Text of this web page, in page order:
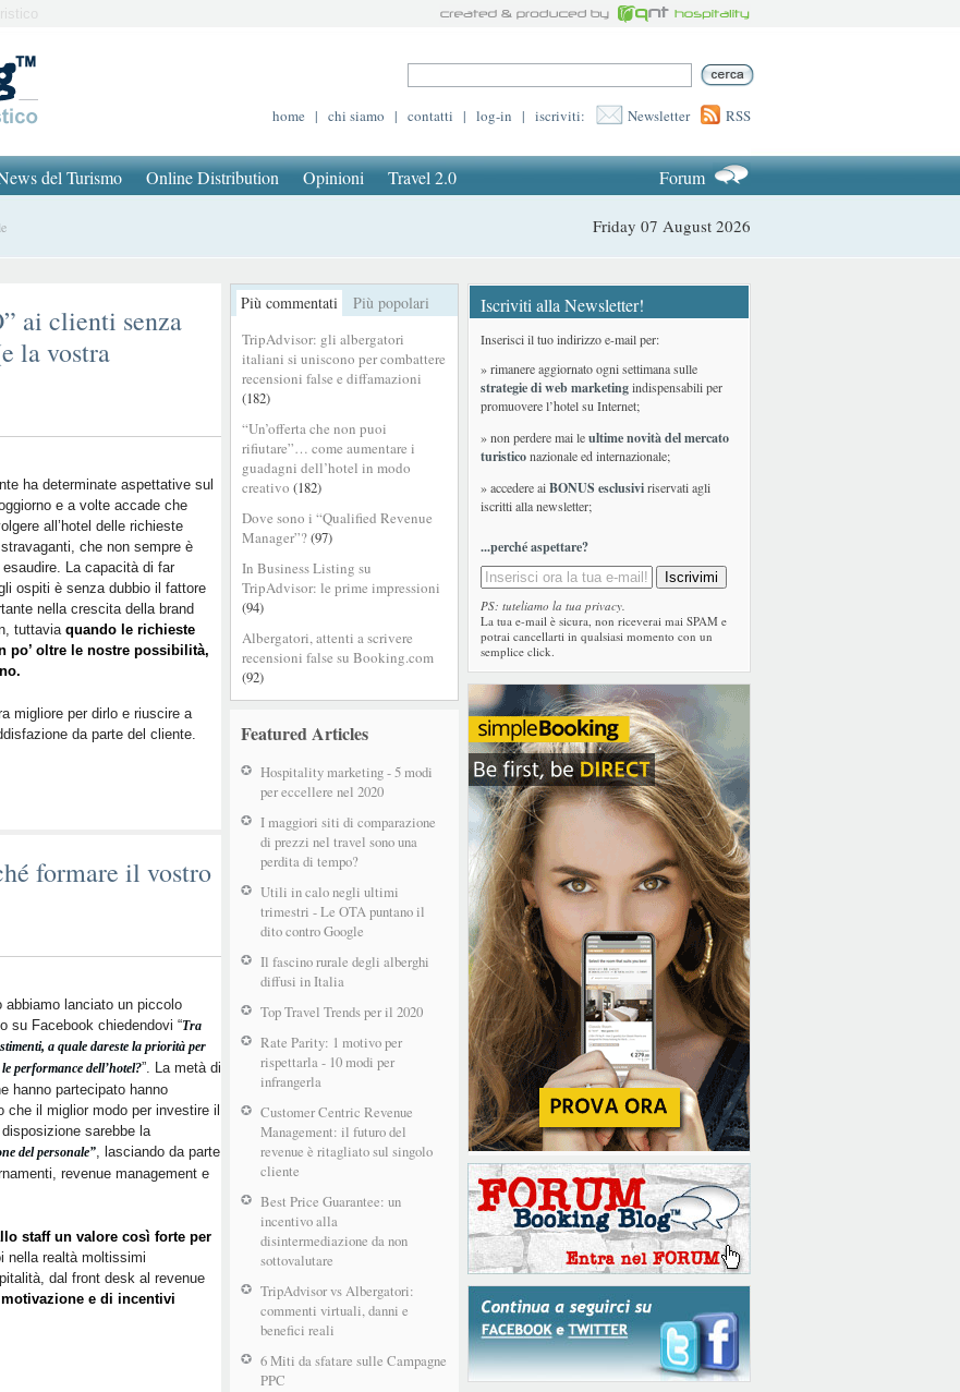
home | chi siamo | contatti | log-in | iscriviti: Newsletter RSS
del Turismo Online Distribution Opinioni Travel 2.0 Forum
Friday 07 August 2026
Più commentati Più popolari
TripAdvisor: gli albergatori
italiani si uniscono per combattere
recensioni false e diffamazioni
(182)
“Un’offerta che non puoi
rifiutare”… come aumentare i
guadagni dell’hotel in modo
creativo (182)
Dove sono i “Qualified Revenue
Manager”?(97)
In Business Listing su
TripAdvisor: le prime impressioni
(94)
Albergatori, attenti a scrivere
recensioni false su Booking.com
(92)
Featured Articles
Hospitality marketing - 5 modi
per eccellere nel 2020
I maggiori siti di comparazione
di prezzi nel travel sono una
perdita di tempo?
Utili in calo negli ultimi
trimestri - Le OTA puntano il
dito contro Google
Il fascino rurale degli alberghi
diffusi in Italia
Top Travel Trends per il 2020
Rate Parity: 1 motivo per
rispettarla - 10 modi per
infrangerla
Customer Centric Revenue
Management: il futuro del
revenue è ritagliato sul singolo
cliente
Best Price Guarantee: un
incentivo alla
disintermediazione da non
sottovalutare
TripAdvisor vs Albergatori:
commenti virtuali, danni e
benefici reali
6 Miti da sfatare sulle Campagne
PPC
ai clienti senza
la vostra
ha determinate aspettative sul
e a volte accade che
all’hotel delle richieste
che non sempre è
La capacità di far
ospiti è senza dubbio il fattore
nella crescita della brand
tuttavia quando le richieste
po’ oltre le nostre possibilità,
migliore per dirlo e riuscire a
da parte del cliente.
formare il vostro
abbiamo lanciato un piccolo
su Facebook chiedendovi “Tra
a quale dareste la priorità per
performance dell’hotel?”. La metà di
hanno partecipato hanno
che il miglior modo per investire il
disposizione sarebbe la
del personale”, lasciando da parte
revenue management e
staff un valore così forte per
nella realtà moltissimi
dal front desk al revenue
e di incentivi
Iscriviti alla Newsletter!
Inserisci il tuo indirizzo e-mail per:
» rimanere aggiornato ogni settimana sulle
strategie di web marketingindispensabili per
promuovere l’hotel su Internet;
» non perdere mai leultime novità del mercato
turisticonazionale ed internazionale;
» accedere aiBONUS esclusiviriservati agli
iscritti alla newsletter;
...perché aspettare?
PS: tuteliamo la tua privacy.
La tua e-mail è sicura, non riceverai mai SPAM e
potrai cancellarti in qualsiasi momento con un
semplice click.